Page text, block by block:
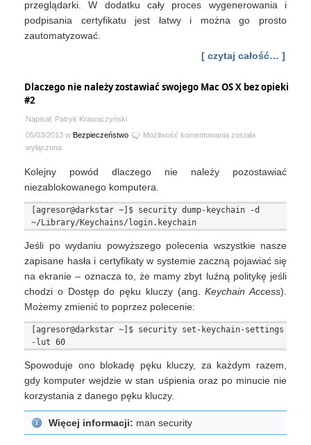
przeglądarki. W dodatku cały proces wygenerowania i
podpisania certyfikatu jest łatwy i można go prosto
zautomatyzować.
[ czytaj całość… ]
Dlaczego nie należy zostawiać swojego Mac OS X bez opieki
#2
Napisał: Patryk Krawaczyński
05/03/2013 w Bezpieczeństwo Możliwość komentowania Dlaczego
zostawiać
OS
opieki
#2
została
wyłączona
Kolejny powód dlaczego nie należy pozostawiać
niezablokowanego komputera.
[agresor@darkstar ~]$ security dump-keychain -d
Jeśli po wydaniu powyższego polecenia wszystkie nasze
zapisane hasła i certyfikaty w systemie zaczną pojawiać się
na ekranie – oznacza to, że mamy zbyt luźną politykę jeśli
chodzi o Dostęp do pęku kluczy (ang.Keychain Access).
Możemy zmienić to poprzez polecenie:
[agresor@darkstar ~]$ security set-keychain-settings
Spowoduje ono blokadę pęku kluczy, za każdym razem,
gdy komputer wejdzie w stan uśpienia oraz po minucie nie
korzystania z danego pęku kluczy.
Więcej informacji: man security